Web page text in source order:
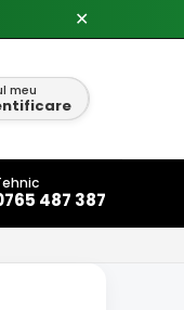
✕
meu
487 387